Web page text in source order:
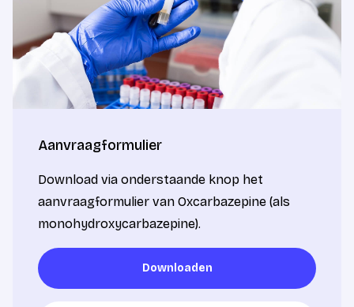
Aanvraagformulier
Download via onderstaande knop het
aanvraagformulier van Oxcarbazepine (als
monohydroxycarbazepine).
Downloaden